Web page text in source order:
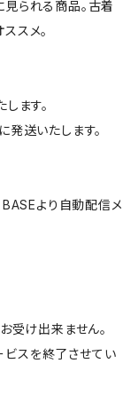
られる商品。古着
スメ。
ます。
送いたします。
BASEより自動配信メ
受け出来ません。
ビスを終了させてい